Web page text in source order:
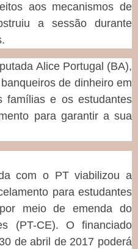
aos mecanismos de
a sessão durante
Alice Portugal (BA),
de dinheiro em
famílias e os estudantes
para garantir a sua
com o PT viabilizou a
para estudantes
meio de emenda do
(PT-CE). O financiado
de abril de 2017 poderá